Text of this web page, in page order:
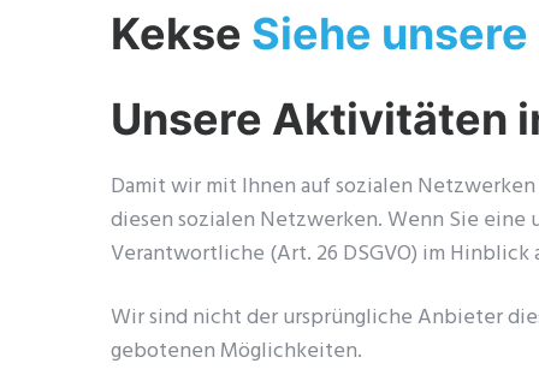
Kekse Siehe
Unsere Aktivitäten
Damit wir mit Ihnen auf sozialen
diesen sozialen Netzwerken. Wenn Sie eine
Verantwortliche (Art. 26 DSGVO) im
Wir sind nicht der ursprüngliche Anbieter
gebotenen Möglichkeiten.